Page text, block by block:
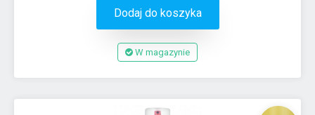
Dodaj do koszyka
W magazynie